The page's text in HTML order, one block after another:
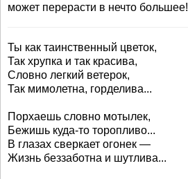
может перерасти в нечто большее!
Ты как таинственный цветок,
Так хрупка и так красива,
Словно легкий ветерок,
Так мимолетна, горделива...
Порхаешь словно мотылек,
Бежишь куда-то торопливо...
В глазах сверкает огонек —
Жизнь беззаботна и шутлива...